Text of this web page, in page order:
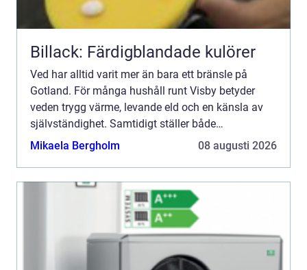
Billack: Färdigblandade kulörer
Ved har alltid varit mer än bara ett bränsle på
Gotland. För många hushåll runt Visby betyder
veden trygg värme, levande eld och en känsla av
självständighet. Samtidigt ställer både
klimatfrågan och höga energipriser nya krav på hur
Mikaela Bergholm 08 augusti 2026